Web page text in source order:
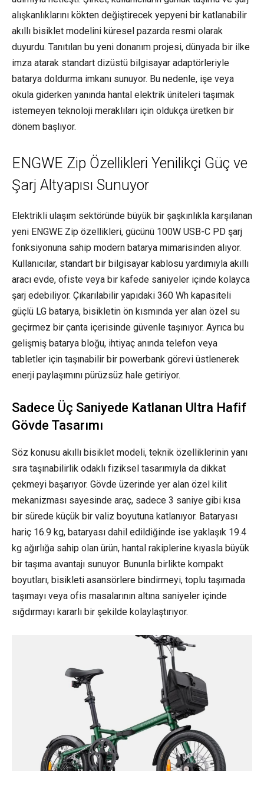
alışkanlıklarını kökten değiştirecek yepyeni bir katlanabilir
akıllı bisiklet modelini küresel pazarda resmi olarak
duyurdu. Tanıtılan bu yeni donanım projesi, dünyada bir ilke
imza atarak standart dizüstü bilgisayar adaptörleriyle
batarya doldurma imkanı sunuyor. Bu nedenle, işe veya
okula giderken yanında hantal elektrik üniteleri taşımak
istemeyen teknoloji meraklıları için oldukça üretken bir
dönem başlıyor.
ENGWE Zip Özellikleri Yenilikçi Güç ve
Şarj Altyapısı Sunuyor
Elektrikli ulaşım sektöründe büyük bir şaşkınlıkla karşılanan
yeni ENGWE Zip özellikleri, gücünü 100W USB-C PD şarj
fonksiyonuna sahip modern batarya mimarisinden alıyor.
Kullanıcılar, standart bir bilgisayar kablosu yardımıyla akıllı
aracı evde, ofiste veya bir kafede saniyeler içinde kolayca
şarj edebiliyor. Çıkarılabilir yapıdaki 360 Wh kapasiteli
güçlü LG batarya, bisikletin ön kısmında yer alan özel su
geçirmez bir çanta içerisinde güvenle taşınıyor. Ayrıca bu
gelişmiş batarya bloğu, ihtiyaç anında telefon veya
tabletler için taşınabilir bir powerbank görevi üstlenerek
enerji paylaşımını pürüzsüz hale getiriyor.
Sadece Üç Saniyede Katlanan Ultra Hafif
Gövde Tasarımı
Söz konusu akıllı bisiklet modeli, teknik özelliklerinin yanı
sıra taşınabilirlik odaklı fiziksel tasarımıyla da dikkat
çekmeyi başarıyor. Gövde üzerinde yer alan özel kilit
mekanizması sayesinde araç, sadece 3 saniye gibi kısa
bir sürede küçük bir valiz boyutuna katlanıyor. Bataryası
hariç 16.9 kg, bataryası dahil edildiğinde ise yaklaşık 19.4
kg ağırlığa sahip olan ürün, hantal rakiplerine kıyasla büyük
bir taşıma avantajı sunuyor. Bununla birlikte kompakt
boyutları, bisikleti asansörlere bindirmeyi, toplu taşımada
taşımayı veya ofis masalarının altına saniyeler içinde
sığdırmayı kararlı bir şekilde kolaylaştırıyor.